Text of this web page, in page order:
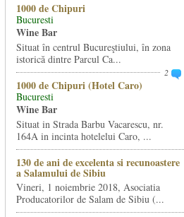
1000 de Chipuri
Bucuresti
Wine Bar
Situat în centrul Bucureştiului, în zona
istorică dintre Parcul Ca...
2
1000 de Chipuri (Hotel Caro)
Bucuresti
Wine Bar
Situat in Strada Barbu Vacarescu, nr.
164A in incinta hotelelui Caro, ...
130 de ani de excelenta si recunoastere
a Salamului de Sibiu
Vineri, 1 noiembrie 2018, Asociatia
Producatorilor de Salam de Sibiu (...